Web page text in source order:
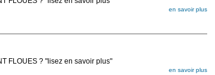
en savoir plus
FLOUES ? "lisez en savoir plus"
en savoir plus